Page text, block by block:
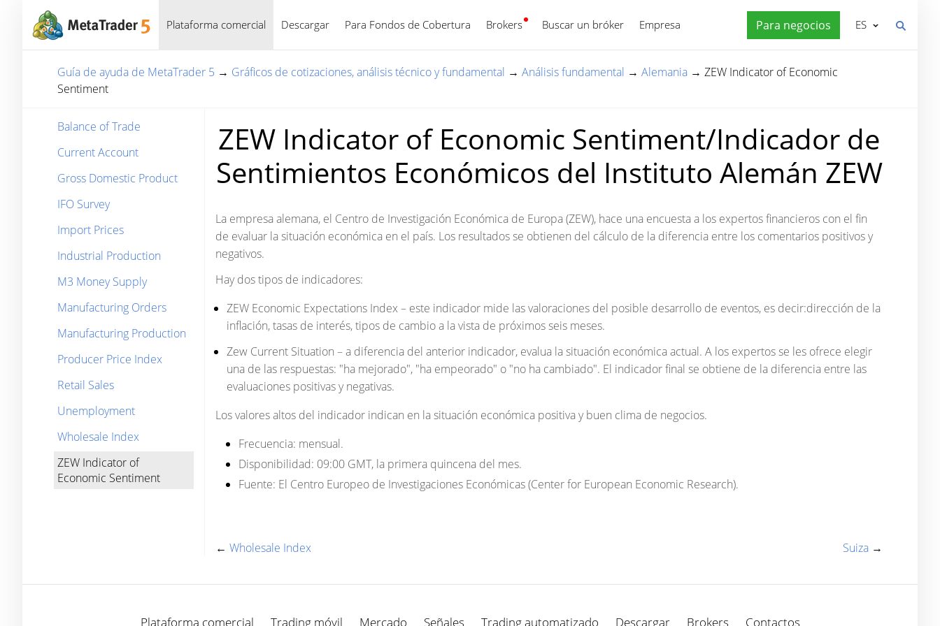
Plataforma comercial Descargar Para Fondos de Cobertura Brokers Buscar un bróker Empresa Para negocios
Español ES
Guía de ayuda de MetaTrader 5 → Gráficos de cotizaciones, análisis técnico y fundamental → Análisis fundamental → Alemania → ZEW Indicator of Economic
Sentiment
Balance of Trade
Current Account
Gross Domestic Product
IFO Survey
Import Prices
Industrial Production
M3 Money Supply
Manufacturing Orders
Manufacturing Production
Producer Price Index
Retail Sales
Unemployment
Wholesale Index
ZEW Indicator of
Economic Sentiment
ZEW Indicator of Economic Sentiment/Indicador de
Sentimientos Económicos del Instituto Alemán ZEW
La empresa alemana, el Centro de Investigación Económica de Europa (ZEW), hace una encuesta a los expertos financieros con el fin
de evaluar la situación económica en el país. Los resultados se obtienen del cálculo de la diferencia entre los comentarios positivos y
negativos.
Hay dos tipos de indicadores:
ZEW Economic Expectations Index – este indicador mide las valoraciones del posible desarrollo de eventos, es decir:dirección de la
inflación, tasas de interés, tipos de cambio a la vista de próximos seis meses.
Zew Current Situation – a diferencia del anterior indicador, evalua la situación económica actual. A los expertos se les ofrece elegir
una de las respuestas: "ha mejorado", "ha empeorado" o "no ha cambiado". El indicador final se obtiene de la diferencia entre las
evaluaciones positivas y negativas.
Los valores altos del indicador indican en la situación económica positiva y buen clima de negocios.
Frecuencia: mensual.
Disponibilidad: 09:00 GMT, la primera quincena del mes.
Fuente: El Centro Europeo de Investigaciones Económicas (Center for European Economic Research).
← Wholesale Index Suiza →
Plataforma comercial Trading móvil Mercado Señales Trading automatizado Descargar Brokers Contactos